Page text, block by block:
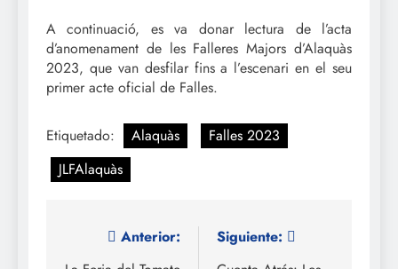
A continuació, es va donar lectura de l’acta
d’anomenament de les Falleres Majors d’Alaquàs
2023, que van desfilar fins a l’escenari en el seu
primer acte oficial de Falles.
Etiquetado: Alaquàs
Falles 2023
JLFAlaquàs
Navegación
Anterior:
Siguiente: